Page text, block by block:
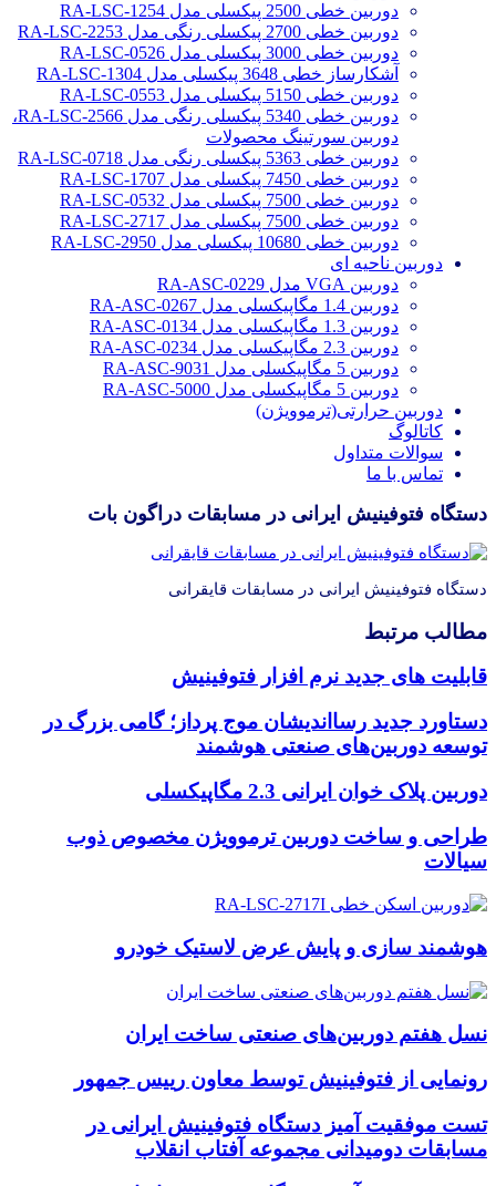
دوربین خطی 2500 پیکسلی مدل RA-LSC-1254
دوربین خطی 2700 پیکسلی رنگی مدل RA-LSC-2253
دوربین خطی 3000 پیکسلی مدل RA-LSC-0526
آشکارساز خطی 3648 پیکسلی مدل RA-LSC-1304
دوربین خطی 5150 پیکسلی مدل RA-LSC-0553
دوربین خطی 5340 پیکسلی رنگی مدل RA-LSC-2566،
دوربین سورتینگ محصولات
دوربین خطی 5363 پیکسلی رنگی مدل RA-LSC-0718
دوربین خطی 7450 پیکسلی مدل RA-LSC-1707
دوربین خطی 7500 پیکسلی مدل RA-LSC-0532
دوربین خطی 7500 پیکسلی مدل RA-LSC-2717
دوربین خطی 10680 پیکسلی مدل RA-LSC-2950
دوربین ناحیه ای
دوربین VGA مدل RA-ASC-0229
دوربین 1.4 مگاپیکسلی مدل RA-ASC-0267
دوربین 1.3 مگاپیکسلی مدل RA-ASC-0134
دوربین 2.3 مگاپیکسلی مدل RA-ASC-0234
دوربین 5 مگاپیکسلی مدل RA-ASC-9031
دوربین 5 مگاپیکسلی مدل RA-ASC-5000
دوربین حرارتی(ترموویژن)
کاتالوگ
سوالات متداول
تماس با ما
دستگاه فتوفینیش ایرانی در مسابقات دراگون بات
دستگاه فتوفینیش ایرانی در مسابقات قایقرانی
مطالب مرتبط
قابلیت های جدید نرم افزار فتوفینیش
دستاورد جدید رسااندیشان موج پرداز؛ گامی بزرگ در
توسعه دوربین‌های صنعتی هوشمند
دوربین پلاک خوان ایرانی 2.3 مگاپیکسلی
طراحی و ساخت دوربین ترموویژن مخصوص ذوب
سیالات
هوشمند سازی و پایش عرض لاستیک خودرو
نسل هفتم دوربین‌های صنعتی ساخت ایران
رونمایی از فتوفینیش توسط معاون رییس جمهور
تست موفقیت آمیز دستگاه فتوفینیش ایرانی در
مسابقات دومیدانی مجموعه آفتاب انقلاب